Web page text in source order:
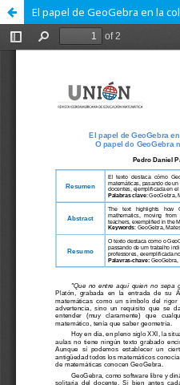
El papel de GeoGebra en la